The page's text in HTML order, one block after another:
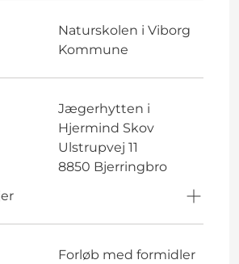
Naturskolen i Viborg
Kommune
Jægerhytten i
Hjermind Skov
Ulstrupvej 11
8850 Bjerringbro
Forløb med formidler